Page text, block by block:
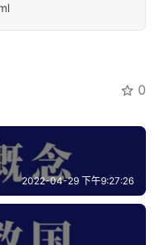
0
2022-04-29 下午9:27:26